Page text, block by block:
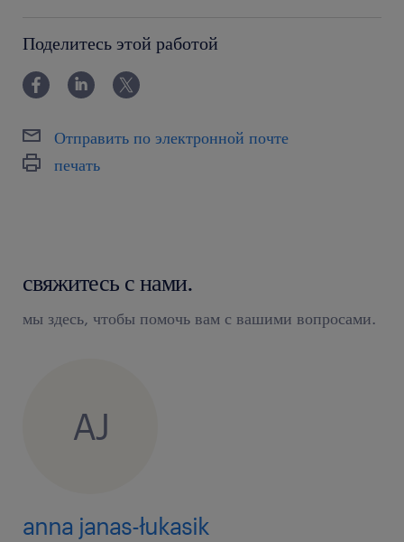
Поделитесь этой работой
Отправить по электронной почте
печать
свяжитесь с нами.
мы здесь, чтобы помочь вам с вашими вопросами.
AJ
anna janas-łukasik